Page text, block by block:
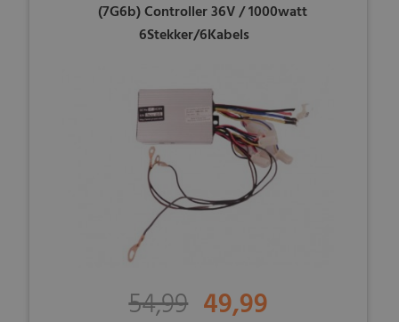
(7G6b) Controller 36V / 1000watt
6Stekker/6Kabels
54,99 49,99